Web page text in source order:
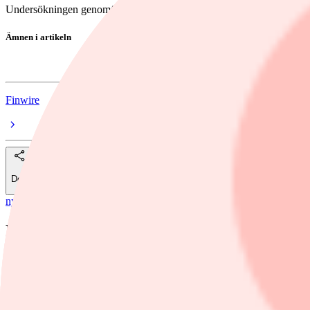
Undersökningen genomfördes mellan 29 januari och 9 februari.
Ämnen i artikeln
Finwire
Dela
nyheter
Riksbanken: Ljusning för företagen –